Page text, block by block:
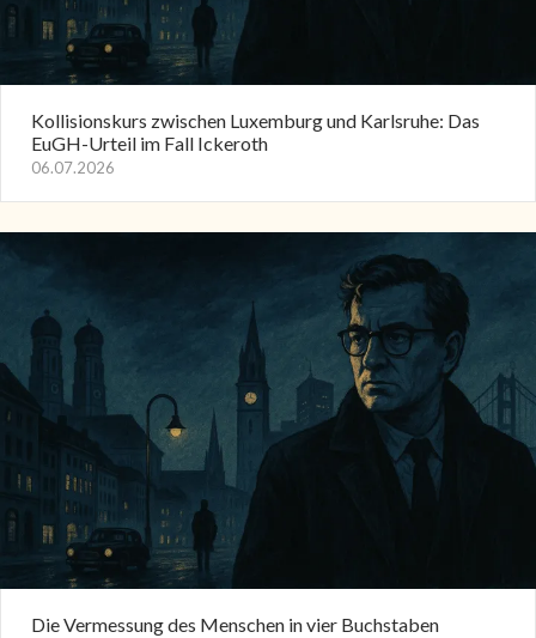
Kollisionskurs zwischen Luxemburg und Karlsruhe: Das
EuGH-Urteil im Fall Ickeroth
06.07.2026
Die Vermessung des Menschen in vier Buchstaben